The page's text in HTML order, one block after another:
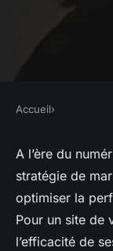
d'une
vente
Accueil›
A l’ère du
stratégie de
optimiser la
Pour un site de
l’efficacité de